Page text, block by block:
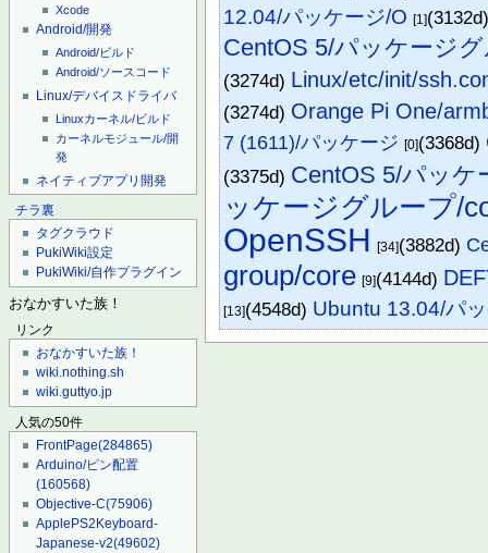
Xcode
Android/開発
Android/ビルド
Android/ソースコード
Linux/デバイスドライバ
Linuxカーネル/ビルド
カーネルモジュール/開
発
ネイティブアプリ開発
チラ裏
タグクラウド
PukiWiki設定
PukiWiki/自作プラグイン
おなかすいた族！
リンク
おなかすいた族！
wiki.nothing.sh
wiki.guttyo.jp
人気の50件
FrontPage(284865)
Arduino/ピン配置
(160568)
Objective-C(75906)
ApplePS2Keyboard-
Japanese-v2(49602)
12.04/パッケージ/O [1]
CentOS 5/パッケージ
(3274d) Linux/etc/init/
(3274d) Orange Pi One/
7 (1611)/パッケージ [0](3368d)
(3375d) CentOS 5/パッケ
ッケージグループ/
OpenSSH [34](3882d)
group/core [9](4144d)
[13](4548d) Ubuntu 13.04/パ